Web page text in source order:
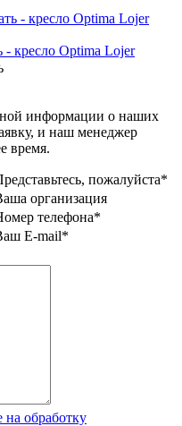
- кресло Optima Lojer
информации о наших
и наш менеджер
время.
пожалуйста*
организация
телефона*
E-mail*
на обработку